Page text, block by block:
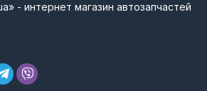
- интернет магазин автозапчастей